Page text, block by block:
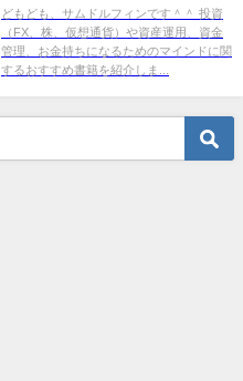
[著]）』の紹介
どもども、サムドルフィンです＾＾ 投資
（FX、株、仮想通貨）や資産運用、資金
管理、お金持ちになるためのマインドに関
するおすすめ書籍を紹介しま...